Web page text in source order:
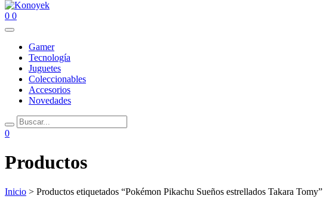
0 0
Gamer
Tecnología
Juguetes
Coleccionables
Accesorios
Novedades
0
Productos
Inicio > Productos etiquetados “Pokémon Pikachu Sueños estrellados Takara Tomy”